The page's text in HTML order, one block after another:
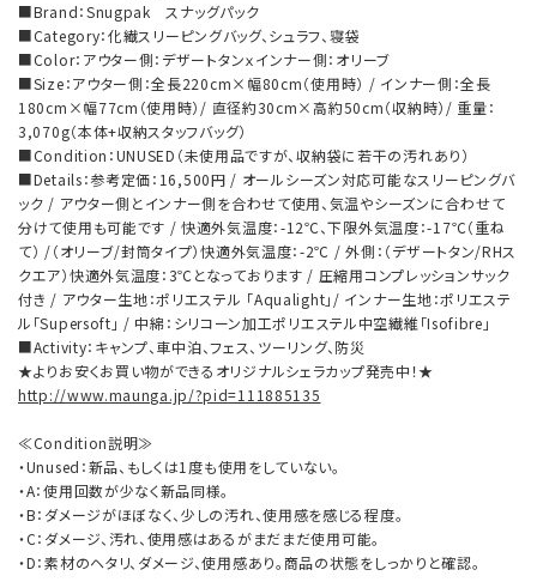
■Brand：Snugpak スナッグパック
■Category：化繊スリーピングバッグ、シュラフ、寝袋
■Color：アウター側：デザートタンｘインナー側：オリーブ
■Size：アウター側：全長220cm×幅80cm（使用時） / インナー側：全長
180cm×幅77cm（使用時）/ 直径約30cm×高約50cm（収納時）/ 重量：
3,070g（本体+収納スタッフバッグ）
■Condition：UNUSED（未使用品ですが、収納袋に若干の汚れあり）
■Details：参考定価：16,500円 / オールシーズン対応可能なスリーピングバ
ック / アウター側とインナー側を合わせて使用、気温やシーズンに合わせて
分けて使用も可能です / 快適外気温度：-12℃、下限外気温度：-17℃（重ね
て） /（オリーブ/封筒タイプ）快適外気温度：-2℃ / 外側：（デザートタン/RHス
クエア）快適外気温度：3℃となっております / 圧縮用コンプレッションサック
付き / アウター生地：ポリエステル 「Aqualight」/ インナー生地：ポリエステ
ル「Supersoft」 / 中綿：シリコーン加工ポリエステル中空繊維「Isofibre」
■Activity：キャンプ、車中泊、フェス、ツーリング、防災
★よりお安くお買い物ができるオリジナルシェラカップ発売中！★
http://www.maunga.jp/?pid=111885135
≪Condition説明≫
・Unused：新品、もしくは1度も使用をしていない。
・A：使用回数が少なく新品同様。
・B：ダメージがほぼなく、少しの汚れ、使用感を感じる程度。
・C：ダメージ、汚れ、使用感はあるがまだまだ使用可能。
・D：素材のヘタリ、ダメージ、使用感あり。商品の状態をしっかりと確認。